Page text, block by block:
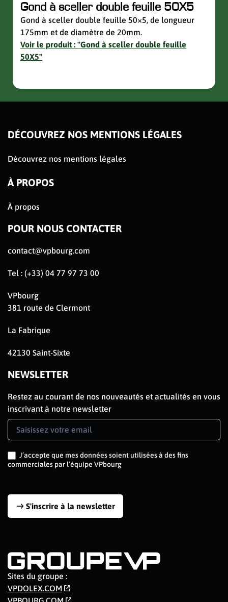
Gond à sceller double feuille 50X5
Gond à sceller double feuille 50×5, de longueur
175mm et de diamètre de 20mm.
Voir le produit : "Gond à sceller double feuille
50X5"
DÉCOUVREZ NOS MENTIONS LÉGALES
Découvrez nos mentions légales
À PROPOS
À propos
POUR NOUS CONTACTER
contact@vpbourg.com
Tel : (+33) 04 77 97 73 00
VPbourg
381 route de Clermont
La Fabrique
42130 Saint-Sixte
NEWSLETTER
Restez au courant de nos nouveautés et actualités en vous
inscrivant à notre newsletter
Newsletter
Signup
J’accepte que mes données soient utilisées à des fins
commerciales par l’équipe VPbourg
S'inscrire à la newsletter
Sites du groupe :
VPDOLEX.COM